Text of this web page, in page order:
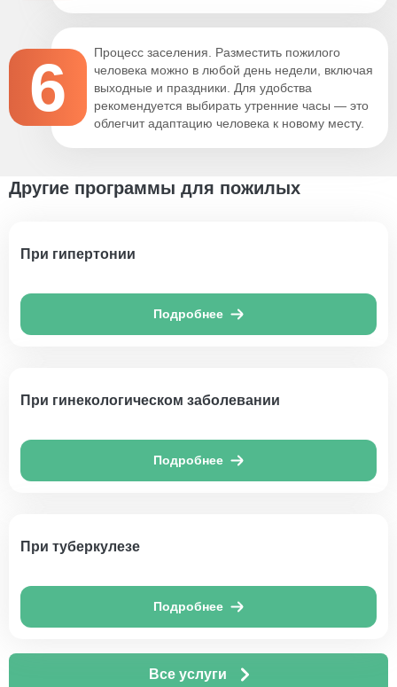
6
Процесс заселения. Разместить пожилого
человека можно в любой день недели, включая
выходные и праздники. Для удобства
рекомендуется выбирать утренние часы — это
облегчит адаптацию человека к новому месту.
Другие программы для пожилых
При гипертонии
Подробнее
При гинекологическом заболевании
Подробнее
При туберкулезе
Подробнее
Все услуги